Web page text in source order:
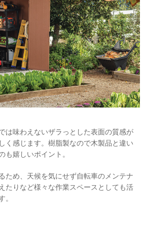
は味わえないザラっとした表面の質感が
く感じます。樹脂製なので木製品と違い
も嬉しいポイント。
ため、天候を気にせず自転車のメンテナ
たりなど様々な作業スペースとしても活
。